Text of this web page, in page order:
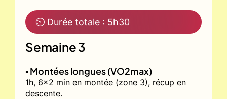
⏲ Durée totale : 5h30
Semaine 3
▪️ Montées longues (VO2max)
1h, 6x2 min en montée (zone 3), récup en
descente.